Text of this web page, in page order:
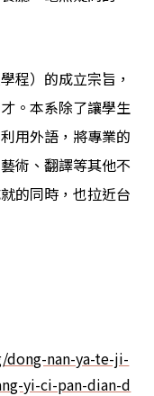
程）的成立宗旨，
。本系除了讓學生
用外語，將專業的
術、翻譯等其他不
的同時，也拉近台
nan-ya-te-ji-
yi-ci-pan-dian-d